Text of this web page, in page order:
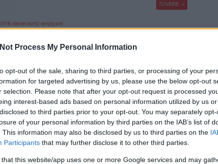
Process My Personal Information
opt-out of the sale, sharing to third parties, or processing of your
for targeted advertising by us, please use the below opt-out
selection. Please note that after your opt-out request is processed
interest-based ads based on personal information utilized by us
to third parties prior to your opt-out. You may separately
of your personal information by third parties on the IAB’s list of
This information may also be disclosed by us to third parties on the
Participants that may further disclose it to other third parties.
that this website/app uses one or more Google services and may
TOVÁBB →
daniel bortz emptyset
RECORDER SZERZŐI SZERINT -
sorozatunk: megrajzoltuk a legfontosabb történések
összefoglaltuk, mik történtek húsz éve a pop- és a
és az elektronikában, bemutattuk a legnagyobb és legcikibb
és azt is, hogy milyen volt…